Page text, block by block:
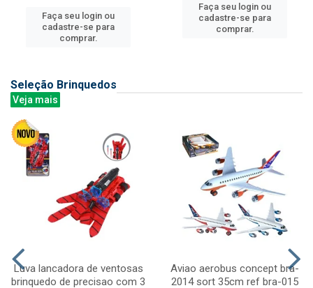
Faça seu login ou
cadastre-se para
comprar.
Faça seu login ou
cadastre-se para
comprar.
Seleção Brinquedos
Veja mais
Luva lancadora de ventosas
brinquedo de precisao com 3
Aviao aerobus concept bra-
2014 sort 35cm ref bra-015